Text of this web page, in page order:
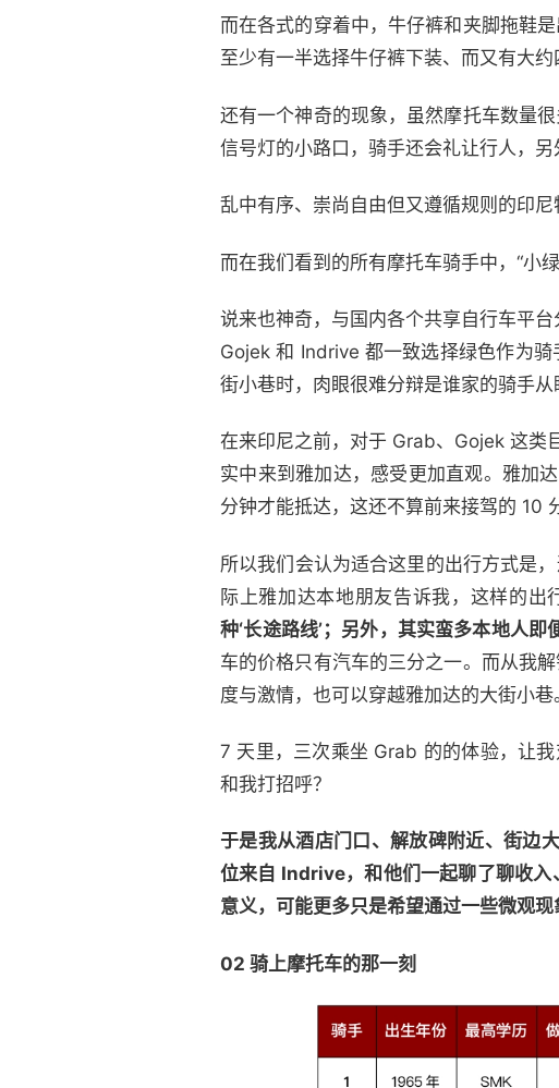
而在各式的穿着中，牛仔裤和夹脚拖鞋
至少有一半选择牛仔裤下装、而又有大约
还有一个神奇的现象，虽然摩托车数量
信号灯的小路口，骑手还会礼让行人，
乱中有序、崇尚自由但又遵循规则的印尼
而在我们看到的所有摩托车骑手中，“小
说来也神奇，与国内各个共享自行车平
Gojek 和 Indrive 都一致选择绿色作为
街小巷时，肉眼很难分辩是谁家的骑手从
在来印尼之前，对于 Grab、Gojek 这类
实中来到雅加达，感受更加直观。雅加
分钟才能抵达，这还不算前来接驾的 10
所以我们会认为适合这里的出行方式是
际上雅加达本地朋友告诉我，这样的出
种‘长途路线’；另外，其实蛮多本地人即
车的价格只有汽车的三分之一。而从我
度与激情，也可以穿越雅加达的大街小巷
7 天里，三次乘坐 Grab 的的体验，让
和我打招呼？
于是我从酒店门口、解放碑附近、街边
位来自 Indrive，和他们一起聊了聊收入
意义，可能更多只是希望通过一些微观现
02 骑上摩托车的那一刻